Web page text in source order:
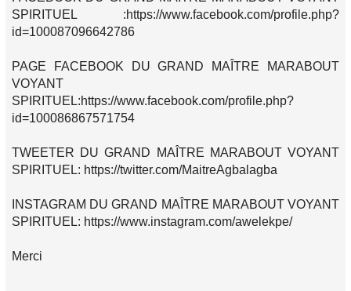
SPIRITUEL :https://www.facebook.com/profile.php?
id=100087096642786
PAGE FACEBOOK DU GRAND MAÎTRE MARABOUT
VOYANT
SPIRITUEL:https://www.facebook.com/profile.php?
id=100086867571754
TWEETER DU GRAND MAÎTRE MARABOUT VOYANT
SPIRITUEL: https://twitter.com/MaitreAgbalagba
INSTAGRAM DU GRAND MAÎTRE MARABOUT VOYANT
SPIRITUEL: https://www.instagram.com/awelekpe/
Merci